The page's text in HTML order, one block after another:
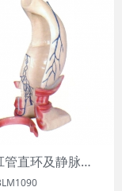
直肠肛管直环及静脉通道模型